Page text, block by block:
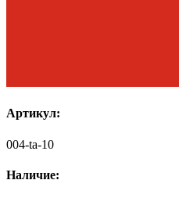
Артикул:
004-ta-10
Наличие: